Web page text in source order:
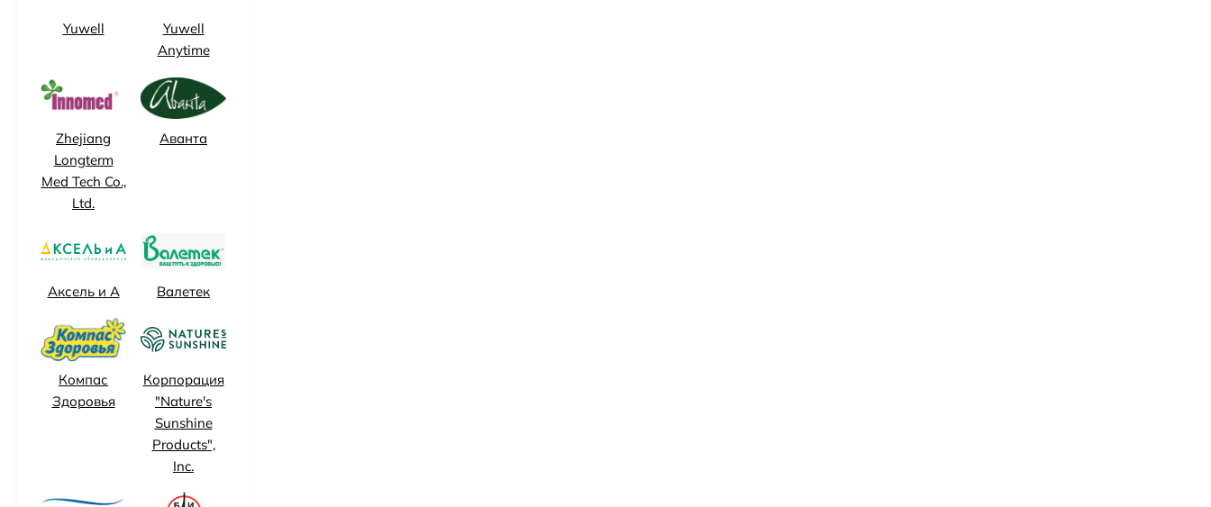
Yuwell
Yuwell
Anytime
Zhejiang
Longterm
Med Tech Co.,
Ltd.
Аванта
Аксель и А Валетек
Компас
Здоровья
Корпорация
"Nature's
Sunshine
Products",
Inc.